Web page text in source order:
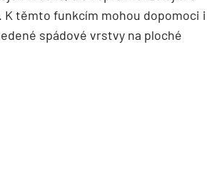
K těmto funkcím mohou dopomoci i
spádové vrstvy na ploché